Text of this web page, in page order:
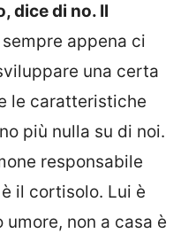
dice di no. Il
appena ci
una certa
le caratteristiche
più nulla su di noi.
responsabile
il cortisolo. Lui è
non a casa è